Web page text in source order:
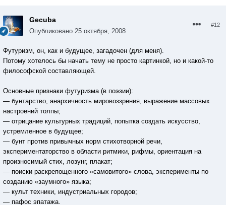
Gecuba
Опубликовано 25 октября, 2008
#12
Футуризм, он, как и будущее, загадочен (для меня).
Потому хотелось бы начать тему не просто картинкой, но и какой-то
философской составляющей.
Основные признаки футуризма (в поэзии):
— бунтарство, анархичность мировоззрения, выражение массовых
настроений толпы;
— отрицание культурных традиций, попытка создать искусство,
устремленное в будущее;
— бунт против привычных норм стихотворной речи,
экспериментаторство в области ритмики, рифмы, ориентация на
произносимый стих, лозунг, плакат;
— поиски раскрепощенного «самовитого» слова, эксперименты по
созданию «заумного» языка;
— культ техники, индустриальных городов;
— пафос эпатажа.